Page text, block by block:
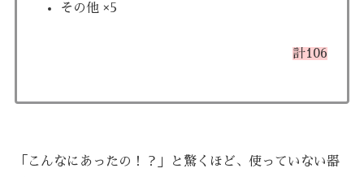
その他 ×5
計106
「こんなにあったの！？」と驚くほど、使っていない器